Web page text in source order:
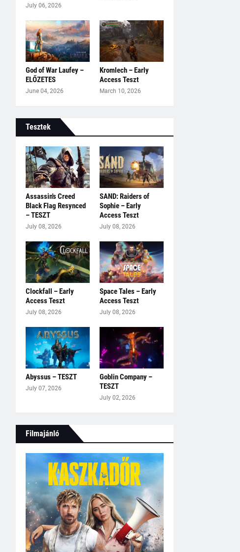
July 06, 2026
God of War Laufey –
ELŐZETES
June 04, 2026
Kromlech – Early
Access Teszt
March 10, 2026
Tesztek
Assassin's Creed
Black Flag Resynced
– TESZT
July 08, 2026
SAND: Raiders of
Sophie – Early
Access Teszt
July 08, 2026
Clockfall – Early
Access Teszt
July 08, 2026
Space Tales – Early
Access Teszt
July 08, 2026
Abyssus – TESZT
July 07, 2026
Goblin Company –
TESZT
July 02, 2026
Filmajánló